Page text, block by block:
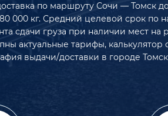
по маршруту Сочи — Томск
000 кг. Средний целевой срок по
сдачи груза при наличии мест на
актуальные тарифы, калькулятор
выдачи/доставки в городе